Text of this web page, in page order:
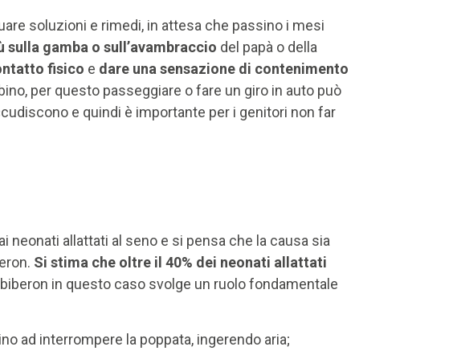
soluzioni e rimedi, in attesa che passino i mesi
gamba o sull’avambraccio del papà o della
fisico e dare una sensazione di contenimento
per questo passeggiare o fare un giro in auto può
e quindi è importante per i genitori non far
allattati al seno e si pensa che la causa sia
Si stima che oltre il 40% dei neonati allattati
in questo caso svolge un ruolo fondamentale
ad interrompere la poppata, ingerendo aria;